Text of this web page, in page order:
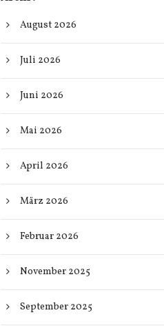
August 2026
Juli 2026
Juni 2026
Mai 2026
April 2026
März 2026
Februar 2026
November 2025
September 2025